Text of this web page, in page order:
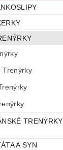
Trenýrky
TRENÝRKY
A SYN